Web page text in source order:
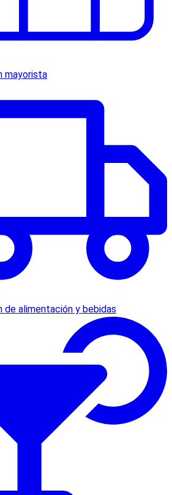
mayorista
de alimentación y bebidas